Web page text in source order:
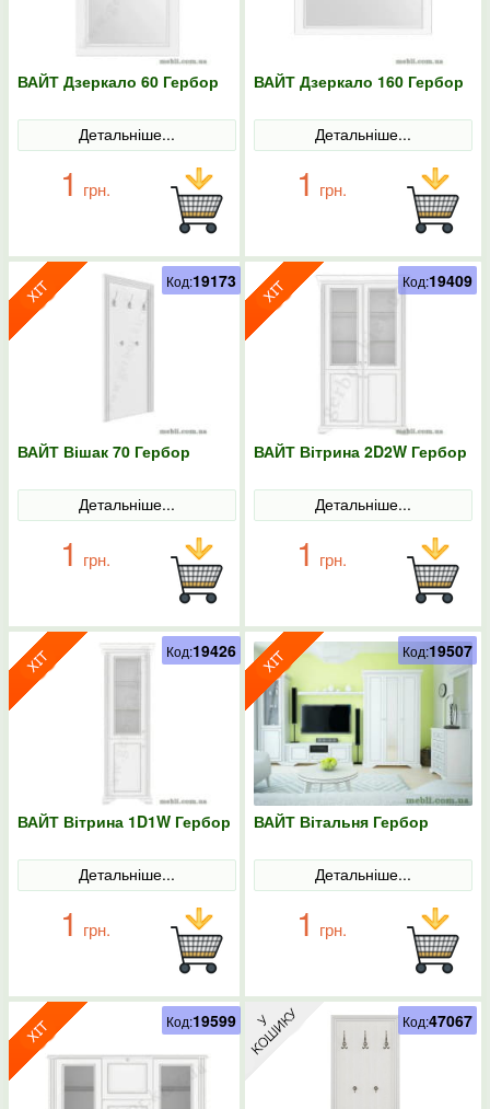
ВАЙТ Дзеркало 60 Гербор
Детальніше...
1 грн.
ВАЙТ Дзеркало 160 Гербор
Детальніше...
1 грн.
ВАЙТ Вішак 70 Гербор
Детальніше...
1 грн.
Код:19173
ВАЙТ Вітрина 2D2W Гербор
Детальніше...
1 грн.
Код:19409
ВАЙТ Вітрина 1D1W Гербор
Детальніше...
1 грн.
Код:19426
ВАЙТ Вітальня Гербор
Детальніше...
1 грн.
Код:19507
Код:19599 Код:47067